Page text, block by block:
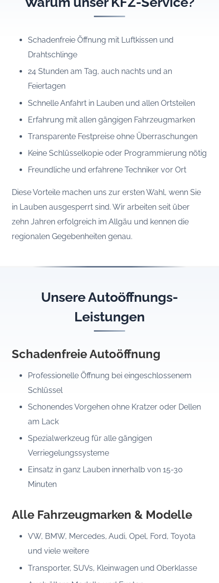
Schadenfreie Öffnung mit Luftkissen und
Drahtschlinge
24 Stunden am Tag, auch nachts und an
Feiertagen
Schnelle Anfahrt in Lauben und allen Ortsteilen
Erfahrung mit allen gängigen Fahrzeugmarken
Transparente Festpreise ohne Überraschungen
Keine Schlüsselkopie oder Programmierung nötig
Freundliche und erfahrene Techniker vor Ort
Diese Vorteile machen uns zur ersten Wahl, wenn Sie
in Lauben ausgesperrt sind. Wir arbeiten seit über
zehn Jahren erfolgreich im Allgäu und kennen die
regionalen Gegebenheiten genau.
Unsere Autoöffnungs-
Leistungen
Schadenfreie Autoöffnung
Professionelle Öffnung bei eingeschlossenem
Schlüssel
Schonendes Vorgehen ohne Kratzer oder Dellen
am Lack
Spezialwerkzeug für alle gängigen
Verriegelungssysteme
Einsatz in ganz Lauben innerhalb von 15-30
Minuten
Alle Fahrzeugmarken & Modelle
VW, BMW, Mercedes, Audi, Opel, Ford, Toyota
und viele weitere
Transporter, SUVs, Kleinwagen und Oberklasse